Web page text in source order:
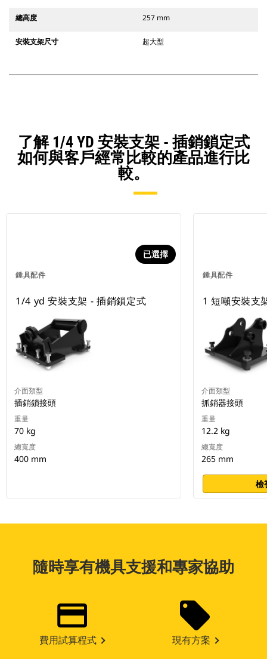
總高度 257 mm
安裝支架尺寸 超大型
了解 1/4 YD 安裝支架 - 插銷鎖定式
如何與客戶經常比較的產品進行比
較。
錘具配件
已選擇
1/4 yd 安裝支架 - 插銷鎖定式
介面類型
插銷鎖接頭
重量
70 kg
總寬度
400 mm
錘具配件
1 短噸安裝支
介面類型
抓銷器接頭
重量
12.2 kg
總寬度
265 mm
檢
隨時享有機具支援和專家協助
費用試算程式 現有方案